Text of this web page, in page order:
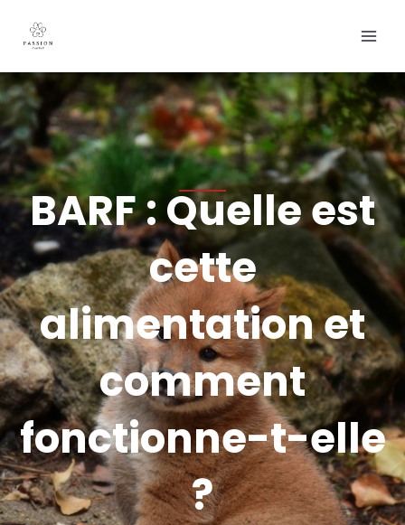
contenu
Menu
BARF : Quelle est
cette
alimentation et
comment
fonctionne-t-elle
?